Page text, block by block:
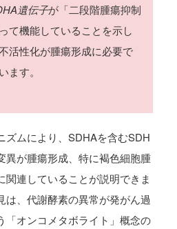
遺伝子が「二段階腫瘍抑制
て機能していることを示し
活性化が腫瘍形成に必要で
ます。
ズムにより、SDHAを含むSDH
異が腫瘍形成、特に褐色細胞腫
関連していることが説明できま
は、代謝酵素の異常が発がん過
「オンコメタボライト」概念の